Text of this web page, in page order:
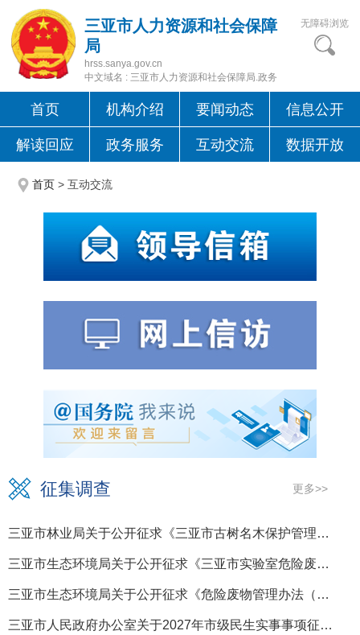
三亚市人力资源和社会保障
局
hrss.sanya.gov.cn
中文域名 : 三亚市人力资源和社会保障局.政务
无障碍浏览
首页 机构介绍 要闻动态 信息公开
解读回应 政务服务 互动交流 数据开放
首页 > 互动交流
征集调查 更多>>
三亚市林业局关于公开征求《三亚市古树名木保护管理若干规定（修订稿）》意见的公告
三亚市生态环境局关于公开征求《三亚市实验室危险废物环境管理规定（修订征求意见稿）》意见的通知
三亚市生态环境局关于公开征求《危险废物管理办法（修订征求意见稿）》意见的通知
三亚市人民政府办公室关于2027年市级民生实事事项征集活动的公告